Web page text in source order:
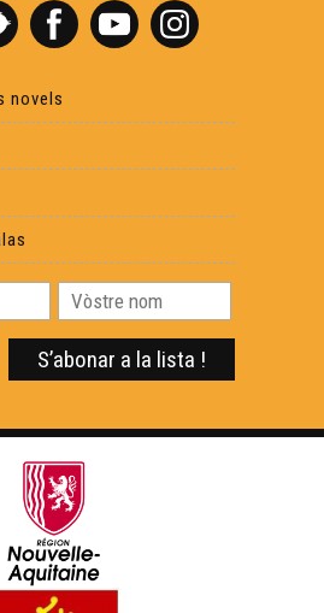
Verbale (1)
& Amassa
de Mai
novels